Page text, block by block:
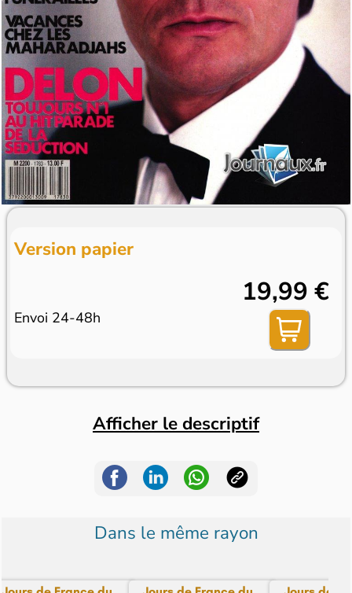
Version papier
Envoi 24-48h
19,99 €
Afficher le descriptif
Dans le même rayon